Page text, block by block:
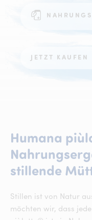
JETZT KAUFEN
Humana
stillende
Stillen ist von Natur
möchten wir, dass